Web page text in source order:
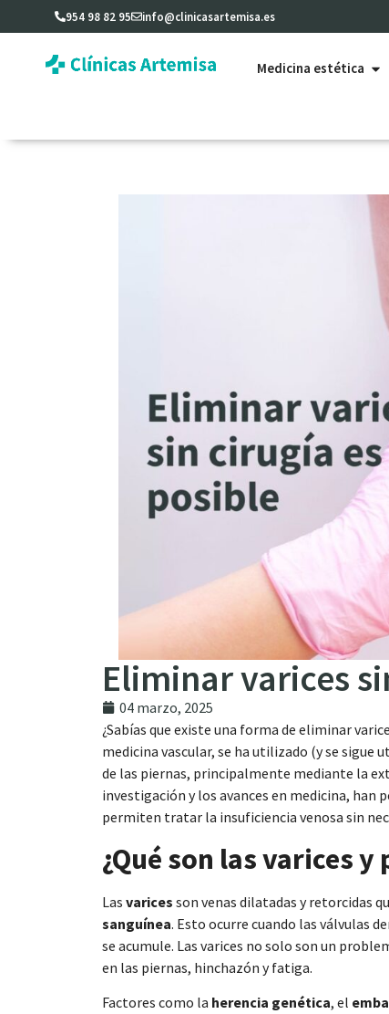
954 98 82 95 info@clinicasartemisa.es
Medicina estética
Eliminar varices
04 marzo, 2025
¿Sabías que existe una forma de eliminar
medicina vascular, se ha utilizado (y se sigue
de las piernas, principalmente mediante la
investigación y los avances en medicina,
permiten tratar la insuficiencia venosa sin
¿Qué son las varices
Las varices son venas dilatadas y retorcidas
sanguínea. Esto ocurre cuando las válvulas
se acumule. Las varices no solo son un
en las piernas, hinchazón y fatiga.
Factores como la herencia genética, el